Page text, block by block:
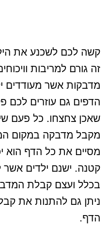
קשה לכם לשכנע את
זה גורם למריבות
מדבקות אשר מעודדים
הדפים גם עוזרים לכם
שאכן צחצחו. כל פעם
מקבל מדבקה במקום
מסיים את כל הדף הוא
קטנה. ישנם ילדים
בכלל ועצם קבלת
ניתן גם להתנות את
הדף.